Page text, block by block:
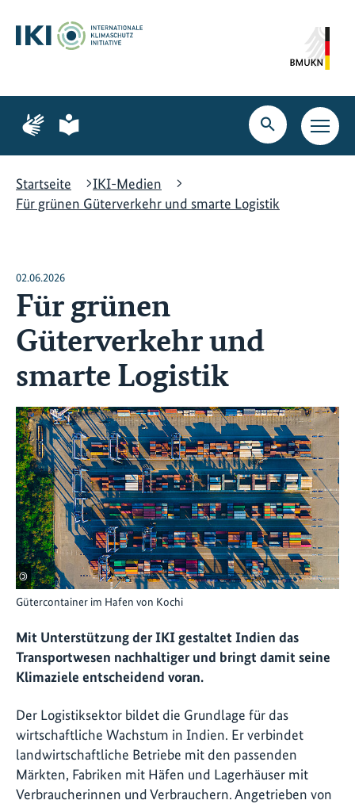
Hauptinhalt
springen
Suche
springen
Hauptnavigation
springen
Zur
Seite
Gebärdensprache
Zur
Seite
leichte
Suche
öffnen
Startseite
IKI-Medien
Für grünen Güterverkehr und smarte Logistik
02.06.2026
Für grünen
Güterverkehr und
smarte Logistik
©
Gütercontainer im Hafen von Kochi
Mit Unterstützung der IKI gestaltet Indien das
Transportwesen nachhaltiger und bringt damit seine
Klimaziele entscheidend voran.
Der Logistiksektor bildet die Grundlage für das
wirtschaftliche Wachstum in Indien. Er verbindet
landwirtschaftliche Betriebe mit den passenden
Märkten, Fabriken mit Häfen und Lagerhäuser mit
Verbraucherinnen und Verbrauchern. Angetrieben von